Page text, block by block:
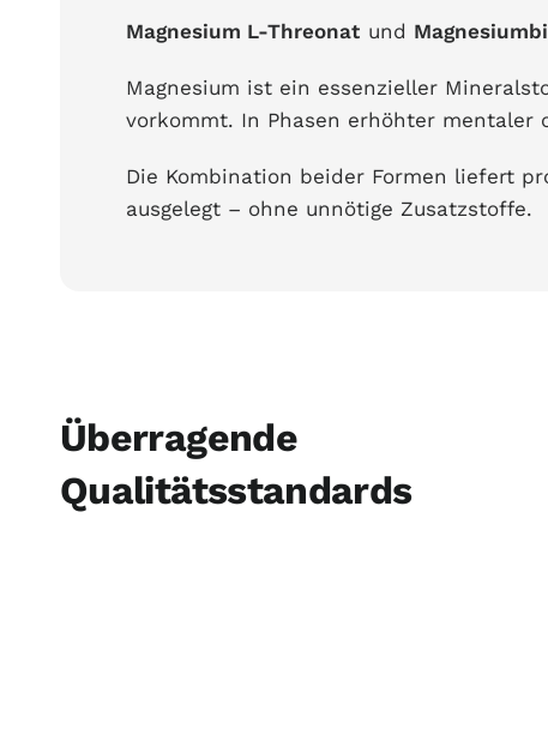
Magnesium L-Threonat und
Magnesium ist ein essenzieller
vorkommt. In Phasen erhöhter mentaler
Die Kombination beider Formen liefert
ausgelegt – ohne unnötige Zusatzstoffe.
Überragende
Qualitätsstandards